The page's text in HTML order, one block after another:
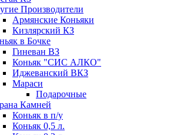
Производители
Армянские Коньяки
Кизлярский КЗ
в Бочке
Гиневан ВЗ
Коньяк "СИС АЛКО"
Иджеванский ВКЗ
Мараси
Подарочные
Камней
Коньяк в п/у
Коньяк 0,5 л.